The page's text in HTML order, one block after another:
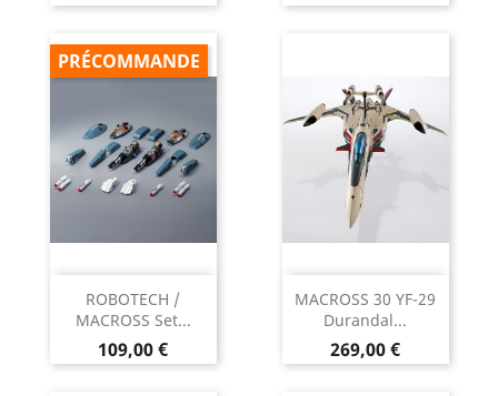
ROBOTECH /
MACROSS Set...
Prix
109,00 €
PRÉCOMMANDE
MACROSS 30 YF-29
Durandal...
Prix
269,00 €